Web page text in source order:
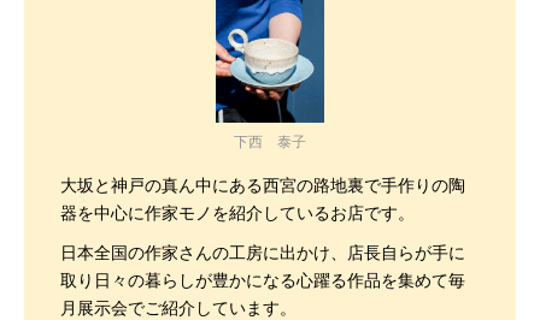
下西 泰子
大坂と神戸の真ん中にある西宮の路地裏で手作りの陶
器を中心に作家モノを紹介しているお店です。
日本全国の作家さんの工房に出かけ、店長自らが手に
取り日々の暮らしが豊かになる心躍る作品を集めて毎
月展示会でご紹介しています。